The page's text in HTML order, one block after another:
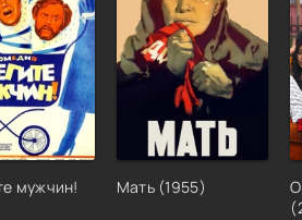
мужчин!
Мать (1955)